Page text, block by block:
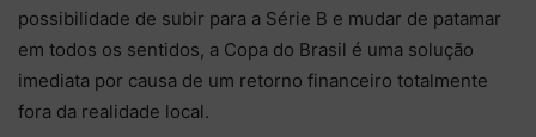
possibilidade de subir para a Série B e mudar de patamar
em todos os sentidos, a Copa do Brasil é uma solução
imediata por causa de um retorno financeiro totalmente
fora da realidade local.